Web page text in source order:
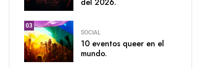
03
SOCIAL
10 eventos queer en el
mundo.